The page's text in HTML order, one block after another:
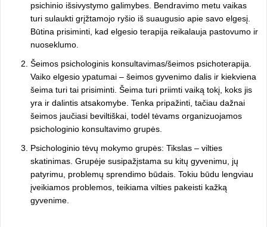
psichinio išsivystymo galimybes. Bendravimo metu vaikas
turi sulaukti grįžtamojo ryšio iš suaugusio apie savo elgesį.
Būtina prisiminti, kad elgesio terapija reikalauja pastovumo ir
nuoseklumo.
Šeimos psichologinis konsultavimas/šeimos psichoterapija.
Vaiko elgesio ypatumai – šeimos gyvenimo dalis ir kiekviena
šeima turi tai prisiminti. Šeima turi priimti vaiką tokį, koks jis
yra ir dalintis atsakomybe. Tenka pripažinti, tačiau dažnai
šeimos jaučiasi beviltiškai, todėl tėvams organizuojamos
psichologinio konsultavimo grupės.
Psichologinio tėvų mokymo grupės: Tikslas – vilties
skatinimas. Grupėje susipažįstama su kitų gyvenimu, jų
patyrimu, problemų sprendimo būdais. Tokiu būdu lengviau
įveikiamos problemos, teikiama vilties pakeisti kažką
gyvenime.